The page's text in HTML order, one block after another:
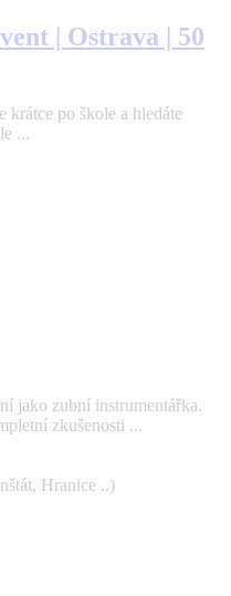
| Ostrava | 50
krátce po škole a hledáte
...
jako zubní instrumentářka.
zkušenosti ...
Hranice ..)